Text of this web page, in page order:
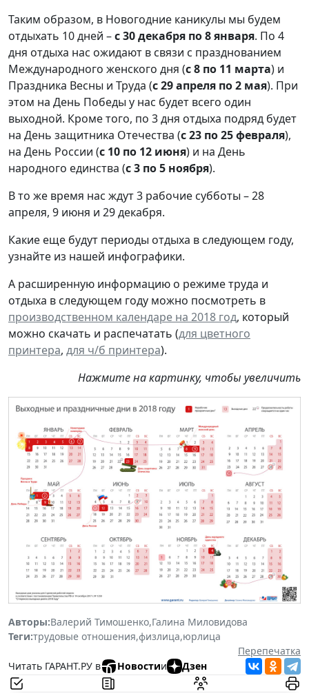
Таким образом, в Новогодние каникулы мы будем
отдыхать 10 дней –с 30 декабря по 8 января. По 4
дня отдыха нас ожидают в связи с празднованием
Международного женского дня (с 8 по 11 марта) и
Праздника Весны и Труда (с 29 апреля по 2 мая). При
этом на День Победы у нас будет всего один
выходной. Кроме того, по 3 дня отдыха подряд будет
на День защитника Отечества (с 23 по 25 февраля),
на День России (с 10 по 12 июня) и на День
народного единства (c 3 по 5 ноября).
В то же время нас ждут 3 рабочие субботы – 28
апреля, 9 июня и 29 декабря.
Какие еще будут периоды отдыха в следующем году,
узнайте из нашей инфографики.
А расширенную информацию о режиме труда и
отдыха в следующем году можно посмотреть в
производственном календаре на 2018 год, который
можно скачать и распечатать (для цветного
принтера, для ч/б принтера).
Нажмите на картинку, чтобы увеличить
Авторы:Валерий Тимошенко,Галина Миловидова
Теги:трудовые отношения,физлица,юрлица
Перепечатка
Читать ГАРАНТ.РУ в
Новостии Дзен